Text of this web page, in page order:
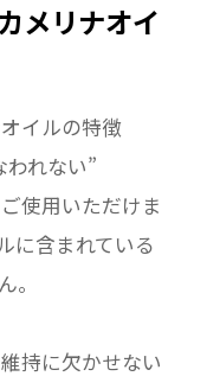
メリナオイ
イルの特徴
われない”
使用いただけま
に含まれている
。
持に欠かせない